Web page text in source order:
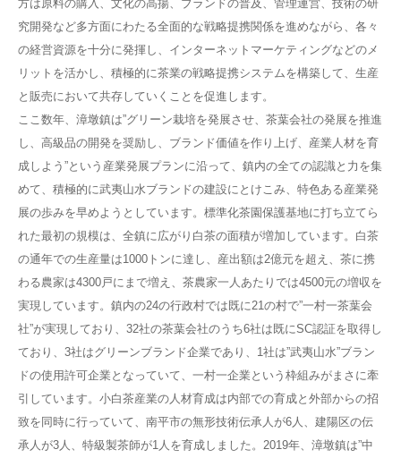
方は原料の購入、文化の高揚、ブランドの普及、管理運営、技術の研
究開発など多方面にわたる全面的な戦略提携関係を進めながら、各々
の経営資源を十分に発揮し、インターネットマーケティングなどのメ
リットを活かし、積極的に茶業の戦略提携システムを構築して、生産
と販売において共存していくことを促進します。
ここ数年、漳墩鎮は”グリーン栽培を発展させ、茶葉会社の発展を推進
し、高級品の開発を奨励し、ブランド価値を作り上げ、産業人材を育
成しよう”という産業発展プランに沿って、鎮内の全ての認識と力を集
めて、積極的に武夷山水ブランドの建設にとけこみ、特色ある産業発
展の歩みを早めようとしています。標準化茶園保護基地に打ち立てら
れた最初の規模は、全鎮に広がり白茶の面積が増加しています。白茶
の通年での生産量は1000トンに達し、産出額は2億元を超え、茶に携
わる農家は4300戸にまで増え、茶農家一人あたりでは4500元の増収を
実現しています。鎮内の24の行政村では既に21の村で”一村一茶葉会
社”が実現しており、32社の茶葉会社のうち6社は既にSC認証を取得し
ており、3社はグリーンブランド企業であり、1社は”武夷山水”ブラン
ドの使用許可企業となっていて、一村一企業という枠組みがまさに牽
引しています。小白茶産業の人材育成は内部での育成と外部からの招
致を同時に行っていて、南平市の無形技術伝承人が6人、建陽区の伝
承人が3人、特級製茶師が1人を育成しました。2019年、漳墩鎮は”中